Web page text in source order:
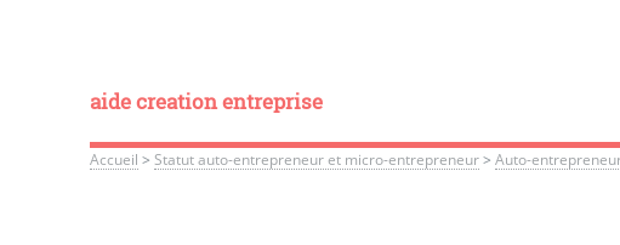
aide creation entreprise
Accueil > Statut auto-entrepreneur et micro-entrepreneur> Auto-